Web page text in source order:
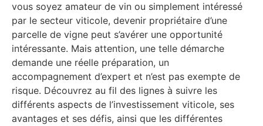
vous soyez amateur de vin ou simplement intéressé
par le secteur viticole, devenir propriétaire d’une
parcelle de vigne peut s’avérer une opportunité
intéressante. Mais attention, une telle démarche
demande une réelle préparation, un
accompagnement d’expert et n’est pas exempte de
risque. Découvrez au fil des lignes à suivre les
différents aspects de l’investissement viticole, ses
avantages et ses défis, ainsi que les différentes